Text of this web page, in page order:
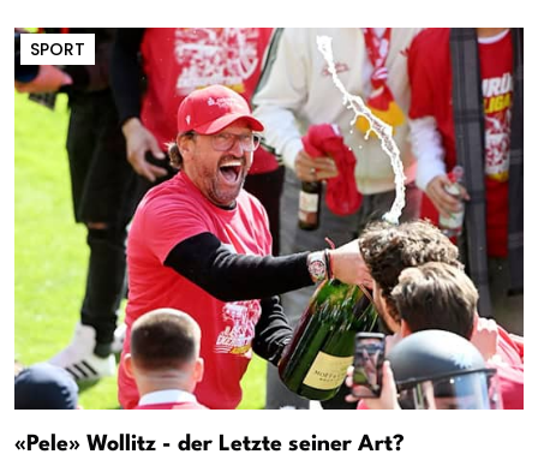
SPORT
«Pele» Wollitz - der Letzte seiner Art?